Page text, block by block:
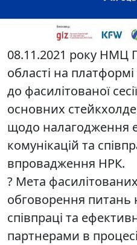
08.11.2021 року НМЦ
області на
до фасилітованої
основних
щодо налагодження
комунікацій та
впровадження НРК.
? Мета
обговорення питань
співпраці та
партнерами в